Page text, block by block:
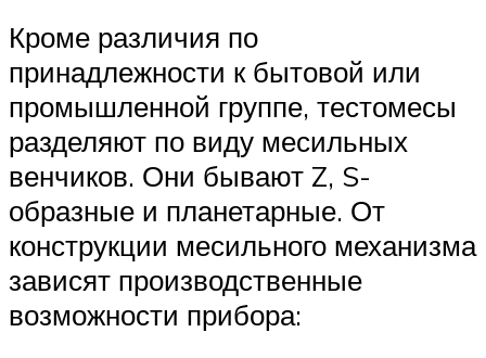
Кроме различия по
принадлежности к бытовой или
промышленной группе, тестомесы
разделяют по виду месильных
венчиков. Они бывают Z, S-
образные и планетарные. От
конструкции месильного механизма
зависят производственные
возможности прибора: